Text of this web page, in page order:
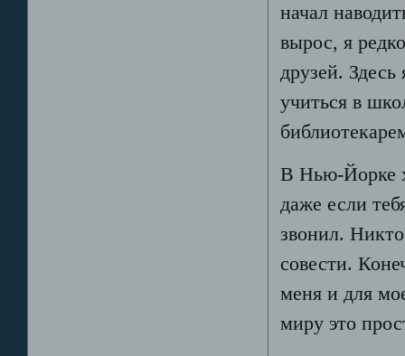
начал
вырос, я
друзей.
учиться в
В Нью-Йорке
даже если
звонил.
совести.
меня и для
миру это